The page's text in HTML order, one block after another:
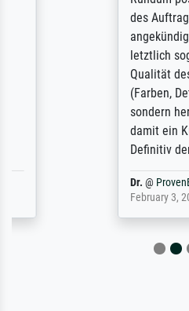
des Auftrags hat eine
angekündigte
letztlich sogar etwas
Qualität des Papiers
(Farben, Details usw.)
sondern hervorragend.
damit ein Kunstwerk
Definitiv den Pre...
ProvenExpert
February 3, 2026